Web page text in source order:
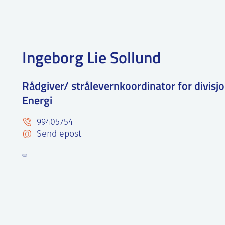
Ingeborg Lie Sollund
Rådgiver/ strålevernkoordinator for
Energi
99405754
Send epost